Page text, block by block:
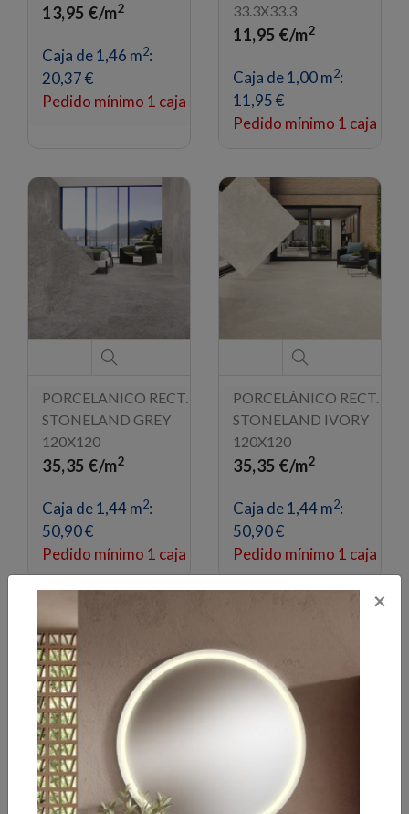
13,95 €/m2
Caja de 1,46 m2:
20,37 €
Pedido mínimo 1 caja
33.3X33.3
11,95 €/m2
Caja de 1,00 m2:
11,95 €
Pedido mínimo 1 caja
PORCELANICO RECT.
STONELAND GREY
120X120
35,35 €/m2
Caja de 1,44 m2:
50,90 €
Pedido mínimo 1 caja
PORCELÁNICO RECT.
STONELAND IVORY
120X120
35,35 €/m2
Caja de 1,44 m2:
50,90 €
Pedido mínimo 1 caja
×